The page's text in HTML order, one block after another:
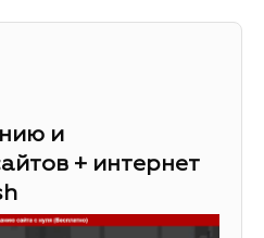
и
+ интернет